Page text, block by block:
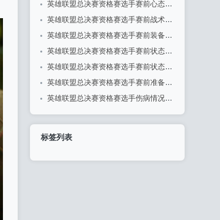
英雄联盟总决赛资格赛选手赛前心态分享
英雄联盟总决赛资格赛选手赛前战术理解概述
英雄联盟总决赛资格赛选手赛前装备检查全解析
英雄联盟总决赛资格赛选手赛前状态调整全攻略
英雄联盟总决赛资格赛选手赛前状态评估
英雄联盟总决赛资格赛选手赛前准备流程详解
英雄联盟总决赛资格赛选手伤病情况更新：战队备战面临挑战
标签列表